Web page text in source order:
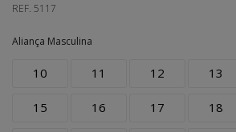
REF. 5117
Aliança Masculina
10 11 12 13
15 16 17 18